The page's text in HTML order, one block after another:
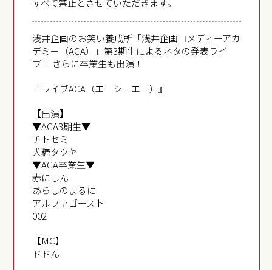
すべて禁止とさせていただきます。
浅井企画のお笑い養成所「浅井企画コメディーアカ
デミー（ACA）」第3期生によるネタの発表ライ
ブ！ さらに卒業生も出演！
『ライブACA（エーシーエー）』
【出演】
▼ACA3期生▼
チトセミ
犬糖タツヤ
▼ACA卒業生▼
赤にしん
あらしのよるに
アルファゴースト
002
【MC】
ドドん